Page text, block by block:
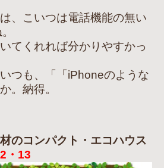
、こいつは電話機能の無い
てくれれば分かりやすかっ
つも、「「iPhoneのような
。納得。
のコンパクト・エコハウス
・13